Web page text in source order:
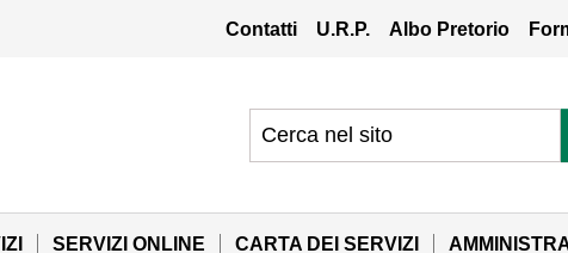
Contatti U.R.P. Albo Pretorio
SERVIZI ONLINE CARTA DEI SERVIZI